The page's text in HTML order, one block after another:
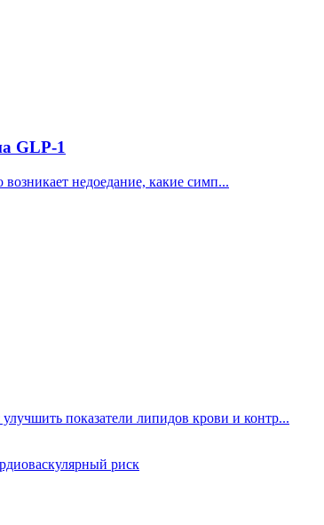
GLP-1
недоедание, какие симп...
показатели липидов крови и контр...
риск